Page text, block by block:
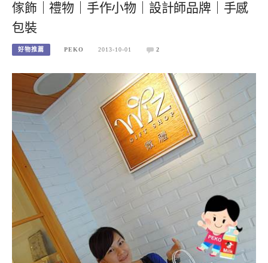
傢飾｜禮物｜手作小物｜設計師品牌｜手感
包裝
好物推薦 PEKO 2013-10-01 2